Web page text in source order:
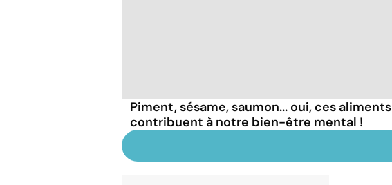
Piment, sésame, saumon... oui, ces aliments
contribuent à notre bien-être mental !